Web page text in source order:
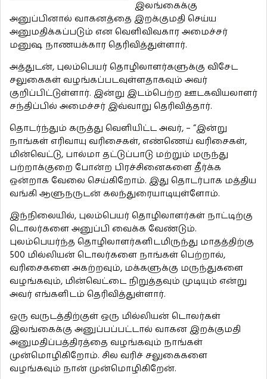
இலங்கைக்கு
அனுப்பினால் வாகனத்தை இறக்குமதி செய்ய
அனுமதிக்கப்படும் என வெளிவிவகார அமைச்சர்
மனுஷ நாணயக்கார தெரிவித்துள்ளார்.
அத்துடன், புலம்பெயர் தொழிலாளர்களுக்கு விசேட
சலுகைகள் வழங்கப்படவுள்ளதாகவும் அவர்
குறிப்பிட்டுள்ளார். இன்று இடம்பெற்ற ஊடகவியலாளர்
சந்திப்பில் அமைச்சர் இவ்வாறு தெரிவித்தார்.
தொடர்ந்தும் கருத்து வெளியிட்ட அவர், – “இன்று
நாங்கள் எரிவாயு வரிசைகள், எண்ணெய் வரிசைகள்,
மின்வெட்டு, பால்மா தட்டுப்பாடு மற்றும் மருந்து
பற்றாக்குறை போன்ற பிரச்சினைகளை தீர்க்க
ஒன்றாக வேலை செய்கிறோம். இது தொடர்பாக மத்திய
வங்கி ஆளுநருடன் கலந்துரையாடியுள்ளோம்.
இந்நிலையில், புலம்பெயர் தொழிலாளர்கள் நாட்டிற்கு
டொலர்களை அனுப்பி வைக்க வேண்டும்.
புலம்பெயர்ந்த தொழிலாளர்களிடமிருந்து மாதத்திற்கு
500 மில்லியன் டொலர்களை நாங்கள் பெற்றால்,
வரிசைகளை அகற்றவும், மக்களுக்கு மருந்துகளை
வழங்கவும், மின்வெட்டை நிறுத்தவும் முடியும் என்று
அவர் எங்களிடம் தெரிவித்துள்ளார்.
ஒரு வருடத்திற்குள் ஒரு மில்லியன் டொலர்கள்
இலங்கைக்கு அனுப்பப்பட்டால் வாகன இறக்குமதி
அனுமதிப்பத்திரத்தை வழங்கவும் நாங்கள்
முன்மொழிகிறோம். சில வரிச் சலுகைகளை
வழங்கவும் நான் முன்மொழிகிறேன்.